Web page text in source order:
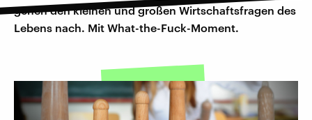
gehen den kleinen und großen Wirtschaftsfragen des
Lebens nach. Mit What-the-Fuck-Moment.